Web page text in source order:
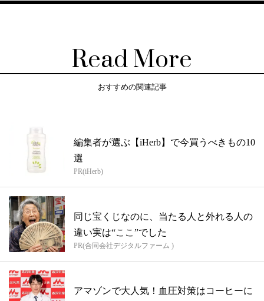
Read More
おすすめの関連記事
編集者が選ぶ【iHerb】で今買うべきもの10
選
PR(iHerb)
同じ宝くじなのに、当たる人と外れる人の
違い実は“ここ”でした
PR(合同会社デジタルファーム )
アマゾンで大人気！血圧対策はコーヒーに